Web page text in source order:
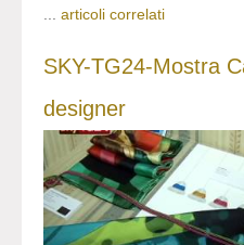
... articoli correlati
SKY-TG24-Mostra
designer